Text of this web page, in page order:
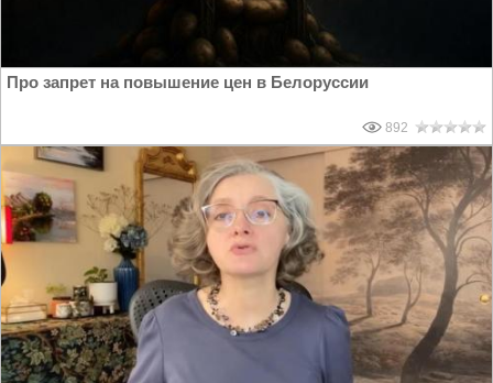
Про запрет на повышение цен в Белоруссии
892